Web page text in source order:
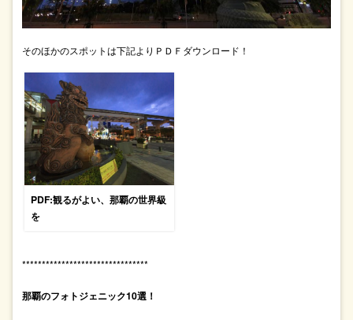
そのほかのスポットは下記よりＰＤＦダウンロード！
PDF:観るがよい、那覇の世界級
を
********************************
那覇のフォトジェニック10選！